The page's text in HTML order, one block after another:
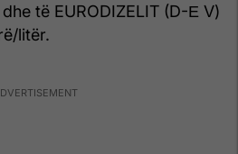
të EURODIZELIT (D-Е V)
litër.